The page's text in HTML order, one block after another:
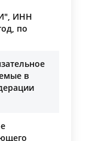
ИНН
по
в